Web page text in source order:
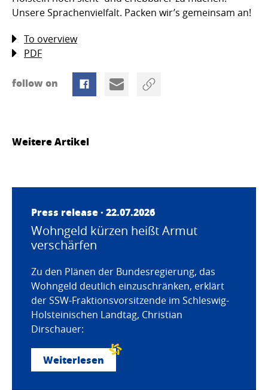
Unsere Sprachenvielfalt. Packen wir’s gemeinsam an!
To overview
PDF
follow on
Weitere Artikel
Press release · 22.07.2026
Wohngeld kürzen heißt Armut
verschärfen
Zu den Plänen der Bundesregierung, das
Wohngeld deutlich einzuschränken, erklärt
der SSW-Fraktionsvorsitzende im Schleswig-
Holsteinischen Landtag, Christian
Dirschauer:
Weiterlesen